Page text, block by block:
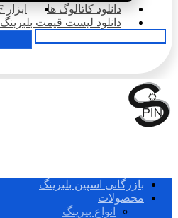
دانلود کاتالوگ ها
ابزار SKF
دانلود لیست قیمت بلبرینگSKF
بازرگانی اسپین بلبرینگ
محصولات
انواع بیرینگ